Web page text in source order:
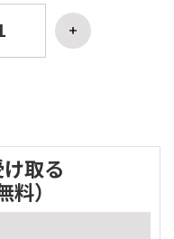
取る
料）